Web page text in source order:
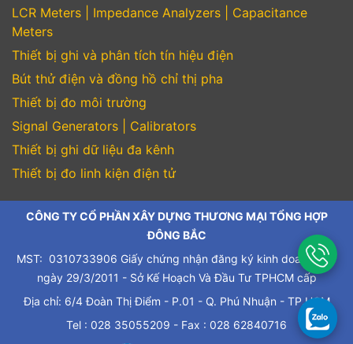
LCR Meters | Impedance Analyzers | Capacitance
Meters
Thiết bị ghi và phân tích tín hiệu điện
Bút thử điện và đồng hồ chỉ thị pha
Thiết bị đo môi trường
Signal Generators | Calibrators
Thiết bị ghi dữ liệu đa kênh
Thiết bị đo linh kiện điện tử
CÔNG TY CỔ PHẦN XÂY DỰNG THƯƠNG MẠI TỔNG HỢP
ĐÔNG BẮC
MST: 0310733906 Giấy chứng nhận đăng ký kinh doanh cấp
ngày 29/3/2011 - Sở Kế Hoạch Và Đầu Tư TPHCM cấp
Địa chỉ: 6/4 Đoàn Thị Điểm - P.01 - Q. Phú Nhuận - TP.HCM
Tel : 028 35055209 - Fax : 028 62840716